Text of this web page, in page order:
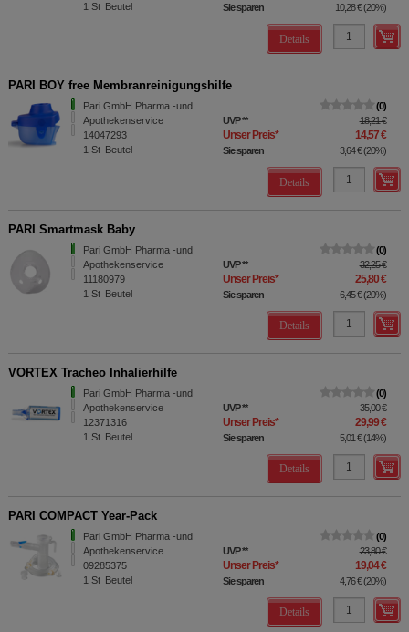
1 St Beutel Sie sparen 10,28 €(20%)
Details
PARI BOY free Membranreinigungshilfe
Pari GmbH Pharma -und
Apothekenservice
14047293
1 St Beutel
0
UVP** 18,21 €
Unser Preis* 14,57 €
Sie sparen 3,64 €(20%)
Details
PARI Smartmask Baby
Pari GmbH Pharma -und
Apothekenservice
11180979
1 St Beutel
0
UVP** 32,25 €
Unser Preis* 25,80 €
Sie sparen 6,45 €(20%)
Details
VORTEX Tracheo Inhalierhilfe
Pari GmbH Pharma -und
Apothekenservice
12371316
1 St Beutel
0
UVP** 35,00 €
Unser Preis* 29,99 €
Sie sparen 5,01 €(14%)
Details
PARI COMPACT Year-Pack
Pari GmbH Pharma -und
Apothekenservice
09285375
1 St Beutel
0
UVP** 23,80 €
Unser Preis* 19,04 €
Sie sparen 4,76 €(20%)
Details